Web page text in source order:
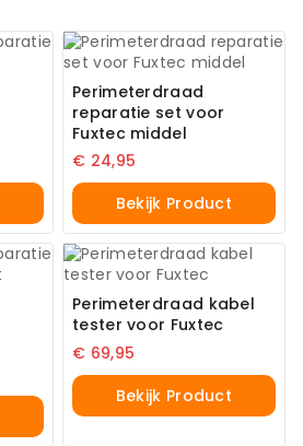
Perimeterdraad
reparatie set voor
Fuxtec middel
€ 24,95
Bekijk Product
Perimeterdraad kabel
tester voor Fuxtec
€ 69,95
Bekijk Product